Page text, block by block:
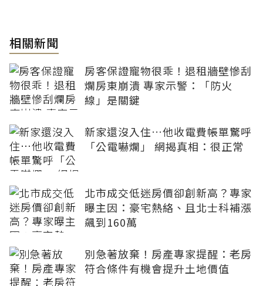
相關新聞
房客保證寵物很乖！退租牆壁慘刮
爛房東崩潰 專家示警：「防火
線」是關鍵
新家還沒入住…他收電費帳單驚呼
「公電嚇爛」 網揭真相：很正常
北市成交低迷房價卻創新高？專家
曝主因：豪宅熱絡、且北士科補漲
飆到160萬
別急著放棄！房產專家提醒：老房
符合條件有機會提升土地價值